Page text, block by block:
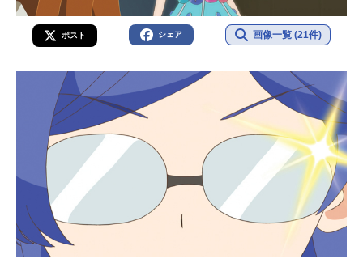
ポスト シェア 画像一覧 (21件)